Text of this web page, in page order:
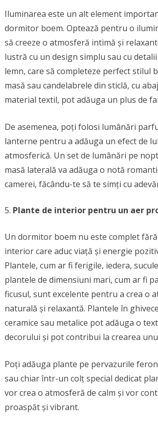
Iluminarea este un alt element
dormitor boem. Optează pentru o
să creeze o atmosferă intimă și
lustră cu un design simplu sau cu
lemn, care să completeze perfect stilul
masă sau candelabrele din sticlă, cu
material textil, pot adăuga un plus de
De asemenea, poți folosi lumânări
lanterne pentru a adăuga un efect de
atmosferică. Un set de lumânări pe
masă laterală va adăuga o notă
camerei, făcându-te să te simți cu
Plante de interior pentru un aer
Un dormitor boem nu este complet
interior care aduc viață și energie
Plantele, cum ar fi ferigile, iedera,
plantele de dimensiuni mari, cum ar fi
ficusul, sunt excelente pentru a crea o
naturală și relaxantă. Plantele în
ceramice sau metalice pot adăuga o
decorului și pot contribui la crearea
Poți adăuga plante pe pervazurile
sau chiar într-un colț special dedicat
vor crea o atmosferă de calm și vor
proaspăt și vibrant.